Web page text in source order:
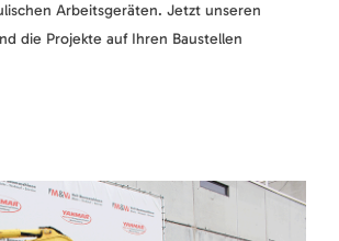
Arbeitsgeräten. Jetzt unseren
die Projekte auf Ihren Baustellen